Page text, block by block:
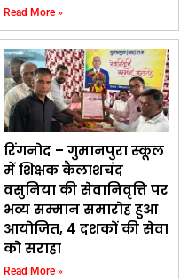
Read More »
रिंगनोद – गुमानपुरा स्कूल
में शिक्षक कैलाशचंद
वसुनिया की सेवानिवृत्ति पर
भव्य सम्मान समारोह हुआ
आयोजित, 4 दशकों की सेवा
को सराहा
Read More »